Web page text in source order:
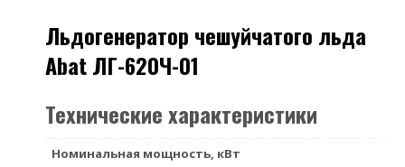
Льдогенератор чешуйчатого льда
Abat ЛГ-620Ч-01
Технические характеристики
Номинальная мощность, кВт